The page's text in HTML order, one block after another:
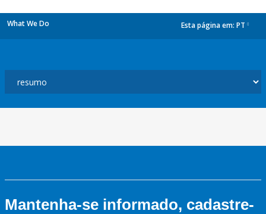
What We Do Esta página em: PT
Mantenha-se informado, cadastre-